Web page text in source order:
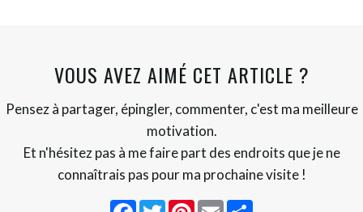
VOUS AVEZ AIMÉ CET ARTICLE ?
Pensez à partager, épingler, commenter, c'est ma meilleure
motivation.
Et n'hésitez pas à me faire part des endroits que je ne
connaîtrais pas pour ma prochaine visite !
Facebook
TwitterPinterest
Email